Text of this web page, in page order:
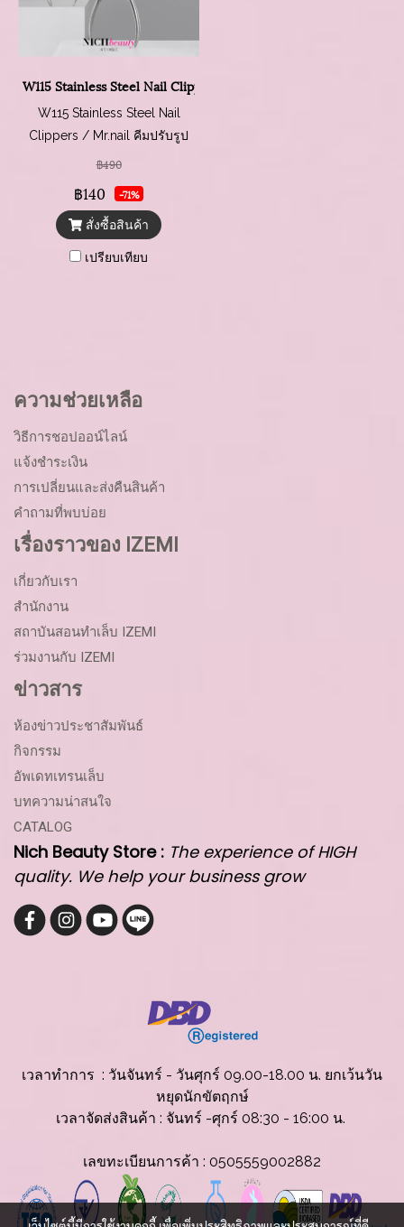
W115 Stainless Steel Nail Clippers
W115 Stainless Steel Nail
Clippers / Mr.nail คีมปรับรูป
เล็บ
฿490
฿140 -71%
สั่งซื้อสินค้า
เปรียบเทียบ
ความช่วยเหลือ
วิธีการชอปออน์ไลน์
แจ้งชำระเงิน
การเปลี่ยนและส่งคืนสินค้า
คำถามที่พบบ่อย
เรื่องราวของ IZEMI
เกี่ยวกับเรา
สำนักงาน
สถาบันสอนทำเล็บ IZEMI
ร่วมงานกับ IZEMI
ข่าวสาร
ห้องข่าวประชาสัมพันธ์
กิจกรรม
อัพเดทเทรนเล็บ
บทความน่าสนใจ
CATALOG
Nich Beauty Store : The experience of HIGH
quality. We help your business grow
เวลาทำการ : วันจันทร์ - วันศุกร์ 09.00-18.00 น. ยกเว้นวัน
หยุดนักขัตฤกษ์
เวลาจัดส่งสินค้า : จันทร์ -ศุกร์ 08:30 - 16:00 น.
เลขทะเบียนการค้า : 0505559002882